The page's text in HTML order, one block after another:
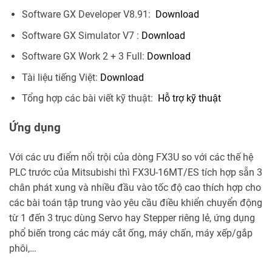
Software GX Developer V8.91: Download
Software GX Simulator V7 : Download
Software GX Work 2 + 3 Full: Download
Tài liệu tiếng Việt: Download
Tổng hợp các bài viết kỹ thuật: Hỗ trợ kỹ thuật
Ứng dụng
Với các ưu điểm nổi trội của dòng FX3U so với các thế hệ
PLC trước của Mitsubishi thì FX3U-16MT/ES tích hợp sẵn 3
chân phát xung và nhiều đầu vào tốc độ cao thích hợp cho
các bài toán tập trung vào yêu cầu điều khiển chuyển động
từ 1 đến 3 trục dùng Servo hay Stepper riêng lẻ, ứng dụng
phổ biến trong các máy cắt ống, máy chấn, máy xếp/gắp
phôi,…